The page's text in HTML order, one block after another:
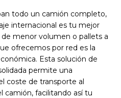
todo un camión completo,
internacional es tu mejor
de menor volumen o pallets a
ofrecemos por red es la
Esta solución de
permite una
coste de transporte al
camión, facilitando así tu